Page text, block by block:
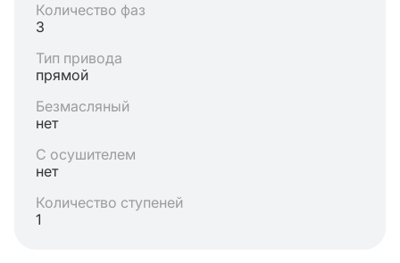
Количество фаз
3
Тип привода
прямой
Безмасляный
нет
С осушителем
нет
Количество ступеней
1